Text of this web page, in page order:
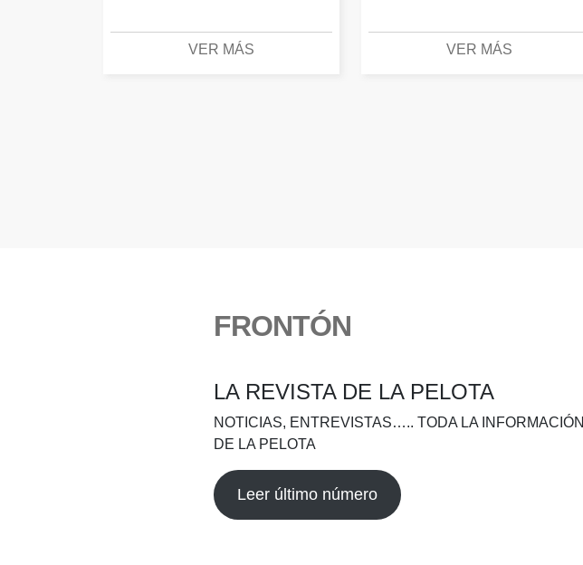
VER MÁS VER MÁS
FRONTÓN
LA REVISTA DE LA PELOTA
NOTICIAS, ENTREVISTAS….. TODA LA INFORMACIÓN
DE LA PELOTA
Leer último número